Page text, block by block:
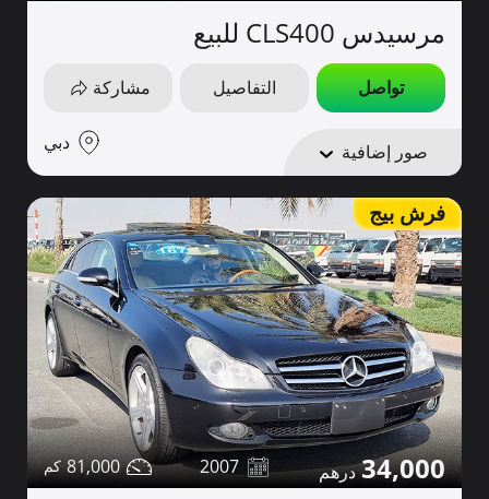
مرسيدس CLS400 للبيع
تواصل التفاصيل مشاركة
صور إضافية دبي
فرش بيج
34,000
2007
81,000